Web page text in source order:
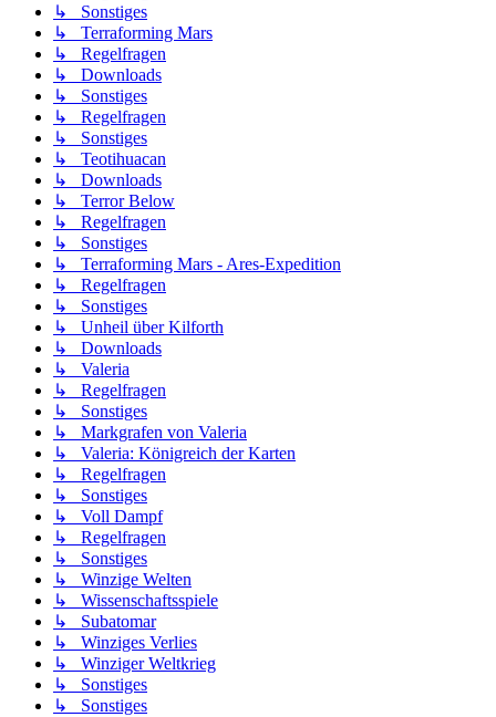
↳ Sonstiges
↳ Terraforming Mars
↳ Regelfragen
↳ Downloads
↳ Sonstiges
↳ Regelfragen
↳ Sonstiges
↳ Teotihuacan
↳ Downloads
↳ Terror Below
↳ Regelfragen
↳ Sonstiges
↳ Terraforming Mars - Ares-Expedition
↳ Regelfragen
↳ Sonstiges
↳ Unheil über Kilforth
↳ Downloads
↳ Valeria
↳ Regelfragen
↳ Sonstiges
↳ Markgrafen von Valeria
↳ Valeria: Königreich der Karten
↳ Regelfragen
↳ Sonstiges
↳ Voll Dampf
↳ Regelfragen
↳ Sonstiges
↳ Winzige Welten
↳ Wissenschaftsspiele
↳ Subatomar
↳ Winziges Verlies
↳ Winziger Weltkrieg
↳ Sonstiges
↳ Sonstiges